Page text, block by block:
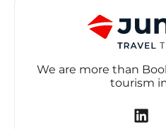
We are more than
tourism